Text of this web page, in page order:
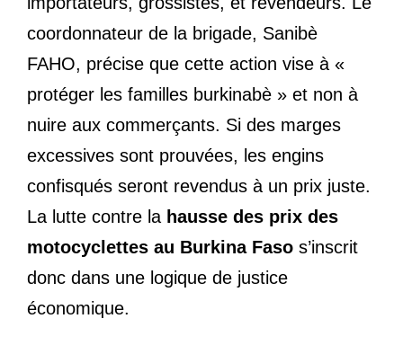
coordonnateur de la brigade, Sanibè
FAHO, précise que cette action vise à «
protéger les familles burkinabè » et non à
nuire aux commerçants. Si des marges
excessives sont prouvées, les engins
confisqués seront revendus à un prix juste.
La lutte contre la hausse des prix des
motocyclettes au Burkina Faso s’inscrit
donc dans une logique de justice
économique.